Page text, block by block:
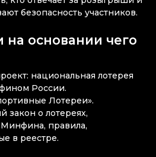
безопасность участников.
на основании чего
национальная лотерея
России.
Лотереи».
закон о лотереях,
правила,
в реестре.